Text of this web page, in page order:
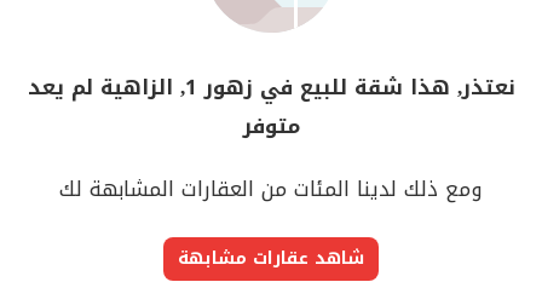
نعتذر, هذا شقة للبيع في زهور 1, الزاهية لم يعد
متوفر
ومع ذلك لدينا المئات من العقارات المشابهة لك
شاهد عقارات مشابهة